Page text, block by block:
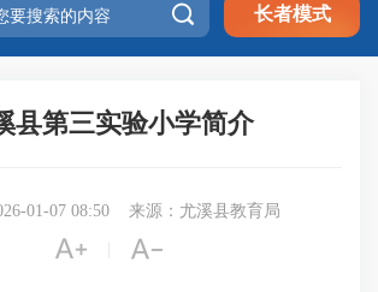
 长者模式
县第三实验小学简介
01-07 08:50 来源：尤溪县教育局
 